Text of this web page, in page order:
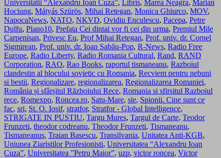
Universitatii “Alexandru Ioan Cuza”, Libris, Marea Neagra, Marian
Hociung, Mátyás Szürös, Mihai Retegan, Monica Ghiurco, MOV,
NapocaNews, NATO, NKVD, Ovidiu Enculescu, Pacepa, Petre
Dulfu, Plano10, Prefata Cei dintai vor fi cei din urma, Premiul Mile
Carpenisan, Privesc Eu, Prof Mihai Retegan, Prof. univ. dr. Cornel
Sigmirean, Prof. univ. dr. Ioan Sabău-Pop, R-News, Radio Free
Europe, Radio Liberty, Radio Romania Cultural, Rand, RAND
Corporation, RAO, Rao Books, raportul tismaneanu, Razboiul
clandestin al blocului sovietic cu Romania, Recviem pentru nebuni
si bestii, Regionalizare, regionalizarea, Regionalizarea Romaniei,
România și sfârșitul Războiului Rece, Romania si sfirsitul Razboiul
rece, Romexpo, Roncea.ro, Satu-Mare, sie, Spionii. Cine sunt ce
fac, sri, St. O. Iosif, stratfor, Stratfor - Global Intelligence,
STRIGATE IN PUSTIU, Targu Mures, Targul de Carte, Teodor
Frunzeti, theodor codreanu, Theodor Frunzeti, Tismaneanu,
Tismaneanus, Traian Basescu, Transilvania, Unitatea Anti-KGB,
Uniunea Ziaristilor Profesionisti, Universitatea “Alexandru Ioan
Cuza”, Universitatea ”Petru Maior”, uzp, victor roncea, Victor